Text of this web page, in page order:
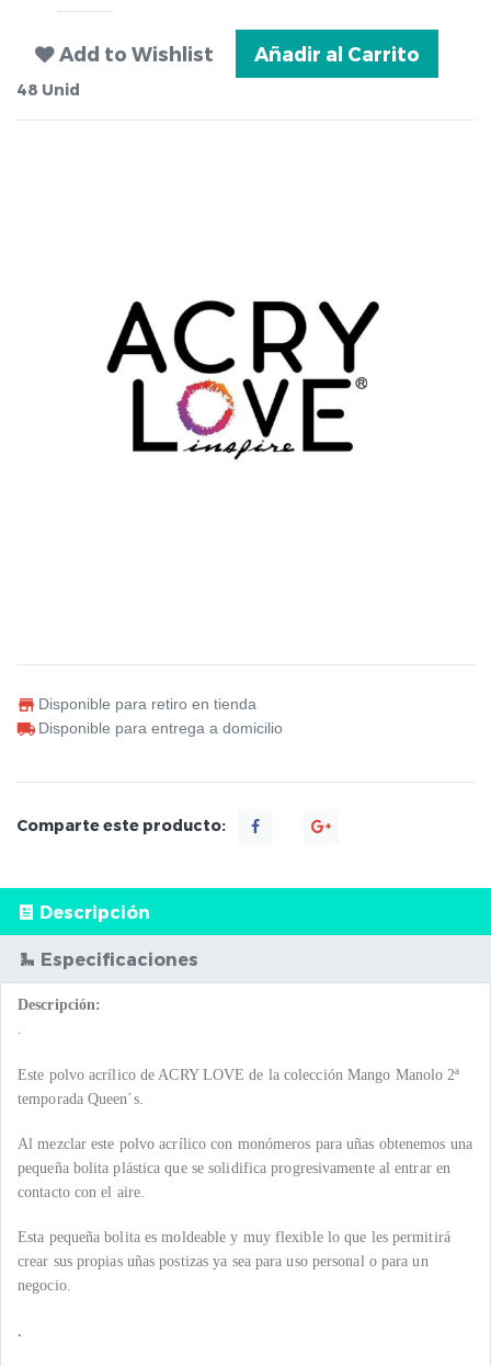
Add to Wishlist Añadir al Carrito
48 Unid
Disponible para retiro en tienda
Disponible para entrega a domicilio
Comparte este producto:
Descripción
Especificaciones
Descripción:
.
Este polvo acrílico de ACRY LOVE de la colección Mango Manolo 2ª
temporada Queen´s.
Al mezclar este polvo acrílico con monómeros para uñas obtenemos una
pequeña bolita plástica que se solidifica progresivamente al entrar en
contacto con el aire.
Esta pequeña bolita es moldeable y muy flexible lo que les permitirá
crear sus propias uñas postizas ya sea para uso personal o para un
negocio.
.